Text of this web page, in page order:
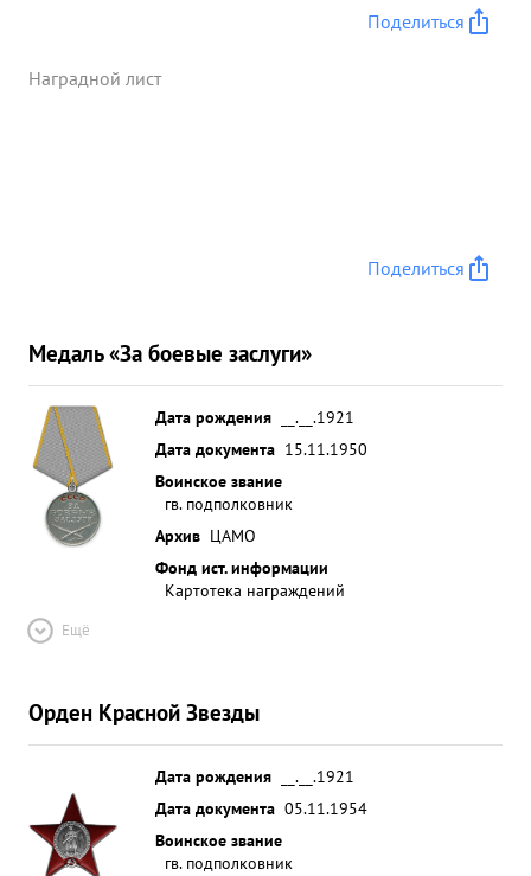
Поделиться
Наградной лист
Поделиться
Медаль «За боевые заслуги»
Дата рождения
__.__.1921
Дата документа 15.11.1950
Воинское звание
гв. подполковник
Архив ЦАМО
Фонд ист. информации
Картотека награждений
Ещё
Орден Красной Звезды
Дата рождения
__.__.1921
Дата документа 05.11.1954
Воинское звание
гв. подполковник